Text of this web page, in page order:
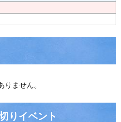
ません。
りイベント